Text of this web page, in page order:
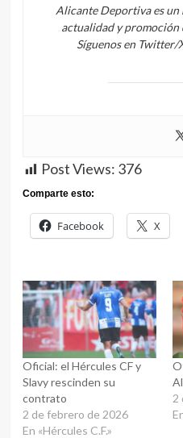
Alicante Deportiva es un
actualidad y promoción
Síguenos en Twitter/
Post Views: 376
Comparte esto:
Facebook X
Oficial: el Hércules CF y
Slavy rescinden su
contrato
2 de febrero de 2026
En «Hércules C.F.»
2